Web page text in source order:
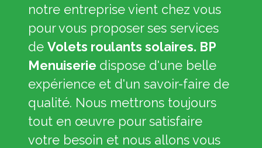
notre entreprise vient chez vous
pour vous proposer ses services
de Volets roulants solaires. BP
Menuiserie dispose d'une belle
expérience et d'un savoir-faire de
qualité. Nous mettrons toujours
tout en œuvre pour satisfaire
votre besoin et nous allons vous